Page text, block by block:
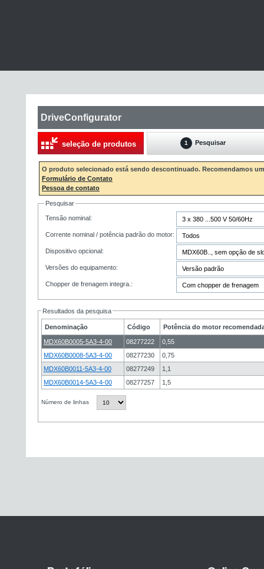
DriveConfigurator
seleção de produtos 1 Pesquisar
O produto selecionado está sendo descontinuado. Recomendamos
Formulário de Contato
Pessoa de contato
Pesquisar
Tensão nominal:
Corrente nominal / potência padrão do motor:
Dispositivo opcional:
Versões do equipamento:
Chopper de frenagem integra.:
Resultados da pesquisa
Denominação Código Potência do motor
MDX60B0005-5A3-4-00 08277222
0,55
MDX60B0008-5A3-4-00
08277230
0,75
MDX60B0011-5A3-4-00
08277249
1,1
MDX60B0014-5A3-4-00
08277257 1,5
Número de linhas